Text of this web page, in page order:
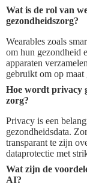
Wat is de rol van
gezondheidszorg?
Wearables zoals
om hun gezondheid
apparaten
gebruikt om op
Hoe wordt privacy
zorg?
Privacy is een
gezondheidsdata.
transparant te zijn
dataprotectie met
Wat zijn de
AI?